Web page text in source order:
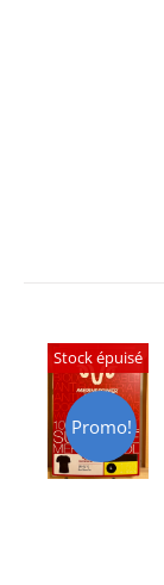
Stock épuisé
Promo!